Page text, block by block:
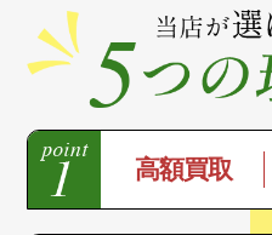
高額買取